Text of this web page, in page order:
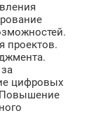
проектов.
цифровых
Повышение